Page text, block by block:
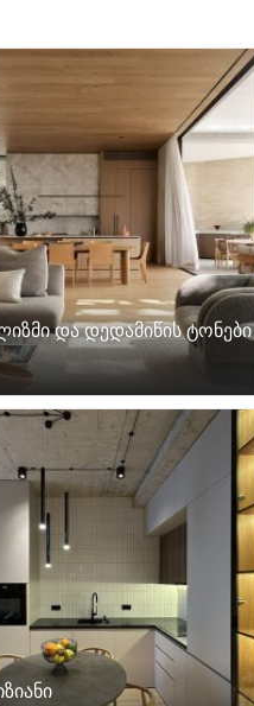
და დედამიწის ტონები